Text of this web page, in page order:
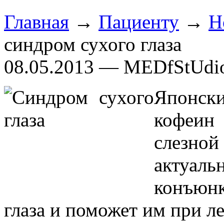
Главная → Пациенту →
синдром сухого глаза
08.05.2013 —
глаза и поможет им при